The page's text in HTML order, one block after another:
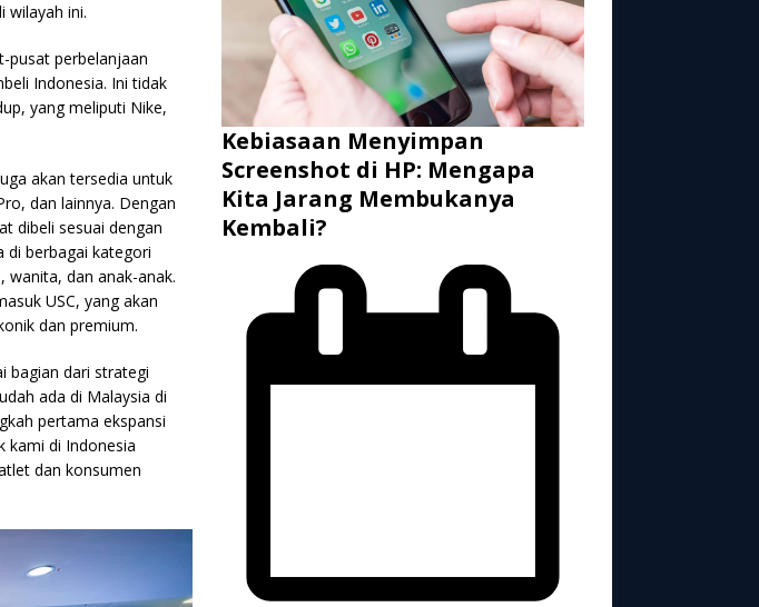
wilayah ini.
pusat perbelanjaan
Indonesia. Ini tidak
yang meliputi Nike,
akan tersedia untuk
dan lainnya. Dengan
dibeli sesuai dengan
di berbagai kategori
wanita, dan anak-anak.
USC, yang akan
dan premium.
bagian dari strategi
ada di Malaysia di
pertama ekspansi
kami di Indonesia
dan konsumen
Kebiasaan Menyimpan
Screenshot di HP: Mengapa
Kita Jarang Membukanya
Kembali?